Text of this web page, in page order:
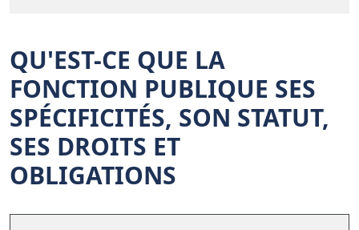
QU'EST-CE QUE LA
FONCTION PUBLIQUE SES
SPÉCIFICITÉS, SON STATUT,
SES DROITS ET
OBLIGATIONS